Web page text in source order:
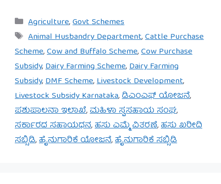
Categories
Agriculture,Govt Schemes
Tags
Animal Husbandry Department,Cattle Purchase
Scheme,Cow and Buffalo Scheme,Cow Purchase
Subsidy,Dairy Farming Scheme,Dairy Farming
Subsidy,DMF Scheme,Livestock Development,
Livestock Subsidy Karnataka,ಡಿಎಂಎಫ್ ಯೋಜನೆ,
ಪಶುಪಾಲನಾ ಇಲಾಖೆ,ಮಹಿಳಾ ಸ್ವಸಹಾಯ ಸಂಘ,
ಸರ್ಕಾರದ ಸಹಾಯಧನ,ಹಸು ಎಮ್ಮೆ ವಿತರಣೆ,ಹಸು ಖರೀದಿ
ಸಬ್ಸಿಡಿ,ಹೈನುಗಾರಿಕೆ ಯೋಜನೆ,ಹೈನುಗಾರಿಕೆ ಸಬ್ಸಿಡಿ